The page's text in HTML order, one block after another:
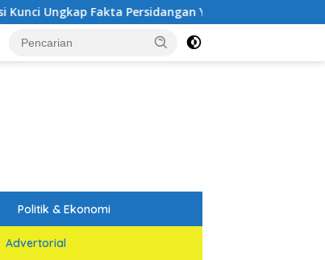
Persidangan Yang Melemahkan Dakwaan Jaksa
Politik & Ekonomi
Advertorial